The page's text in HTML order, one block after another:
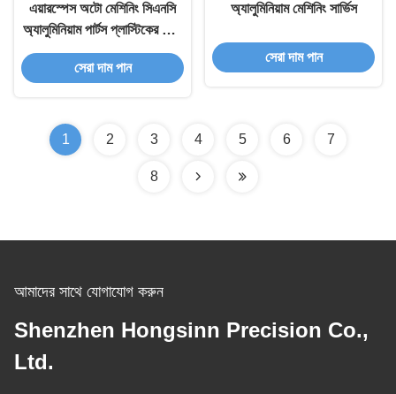
এয়ারস্পেস অটো মেশিনিং সিএনসি
অ্যালুমিনিয়াম পার্টস প্লাস্টিকের অংশ
ধাতু স্ট্যাম্পিং কিট
সেরা দাম পান
অ্যালুমিনিয়াম মেশিনিং সার্ভিস
সেরা দাম পান
1 2 3 4 5 6 7
8
আমাদের সাথে যোগাযোগ করুন
Shenzhen Hongsinn Precision Co.,
Ltd.